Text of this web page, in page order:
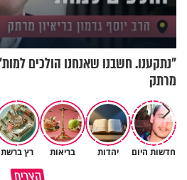
"נתקענו. חשבנו שאנחנו הולכים
מרתק
חדשות היום יהדות בריאות רץ ברשת